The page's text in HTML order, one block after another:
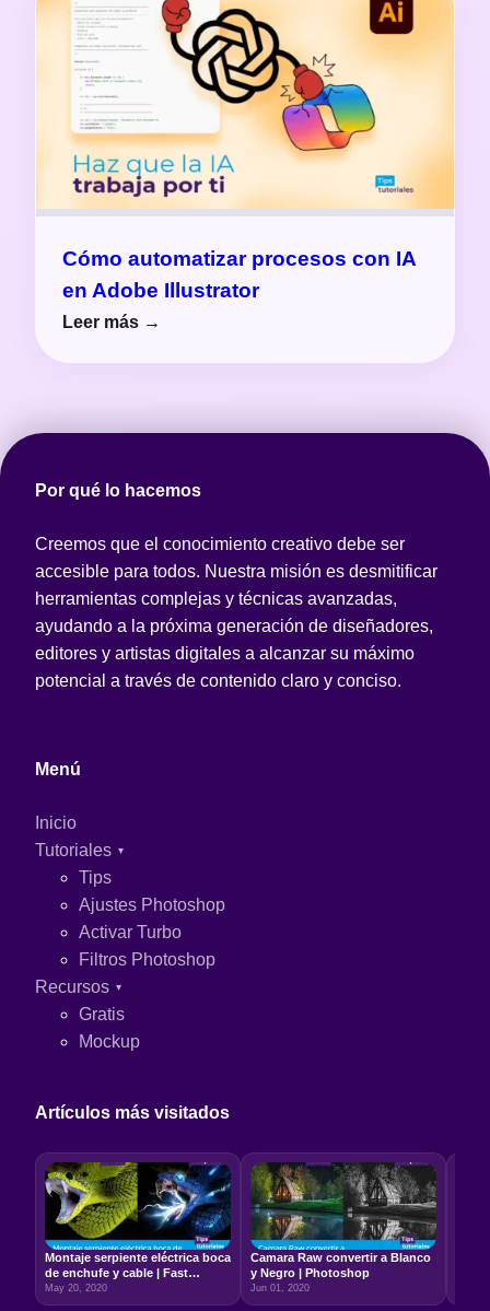
Cómo automatizar procesos con IA
en Adobe Illustrator
Leer más →
Por qué lo hacemos
Creemos que el conocimiento creativo debe ser
accesible para todos. Nuestra misión es desmitificar
herramientas complejas y técnicas avanzadas,
ayudando a la próxima generación de diseñadores,
editores y artistas digitales a alcanzar su máximo
potencial a través de contenido claro y conciso.
Menú
Inicio
Tutoriales
Tips
Ajustes Photoshop
Activar Turbo
Filtros Photoshop
Recursos
Gratis
Mockup
Artículos más visitados
Montaje serpiente eléctrica boca
de enchufe y cable | Fast
Photoshop
May 20, 2020
Camara Raw convertir a Blanco
y Negro | Photoshop
Jun 01, 2020